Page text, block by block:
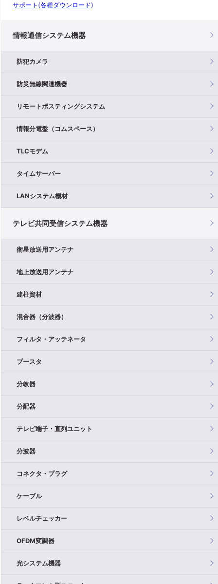
サポート(各種ダウンロード)
情報通信システム機器
防犯カメラ
防災無線関連機器
リモートポスティングシステム
情報分電盤（コムスペース）
TLCモデム
タイムサーバー
LANシステム機材
テレビ共同受信システム機器
衛星放送用アンテナ
地上放送用アンテナ
建柱資材
混合器（分波器）
フィルタ・アッテネータ
ブースタ
分岐器
分配器
テレビ端子・直列ユニット
分波器
コネクタ・プラグ
ケーブル
レベルチェッカー
OFDM変調器
光システム機器